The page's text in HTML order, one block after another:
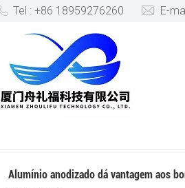
Tel : +86 18959276260 E-
ANODIZAÇÃO CNC DE
Alumínio anodizado dá vantagem aos